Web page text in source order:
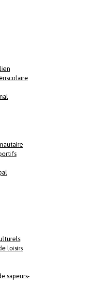
loisirs
sapeurs-